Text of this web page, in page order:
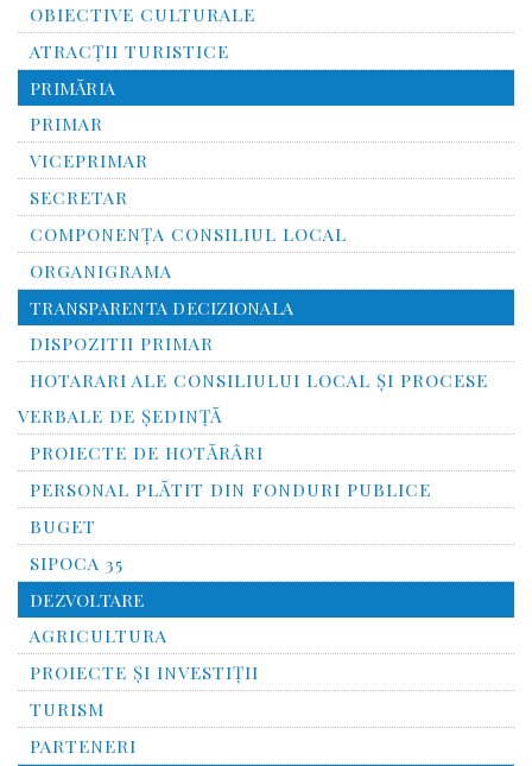
OBIECTIVE CULTURALE
ATRACȚII TURISTICE
PRIMĂRIA
PRIMAR
VICEPRIMAR
SECRETAR
COMPONENȚA CONSILIUL LOCAL
ORGANIGRAMA
TRANSPARENTA DECIZIONALA
DISPOZITII PRIMAR
HOTARARI ALE CONSILIULUI LOCAL ȘI PROCESE
VERBALE DE ȘEDINȚĂ
PROIECTE DE HOTĂRÂRI
PERSONAL PLĂTIT DIN FONDURI PUBLICE
BUGET
SIPOCA 35
DEZVOLTARE
AGRICULTURA
PROIECTE ȘI INVESTIȚII
TURISM
PARTENERI